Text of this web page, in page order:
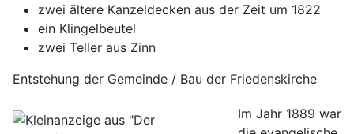
zwei ältere Kanzeldecken aus der Zeit um 1822
ein Klingelbeutel
zwei Teller aus Zinn
Entstehung der Gemeinde / Bau der Friedenskirche
Im Jahr 1889 war